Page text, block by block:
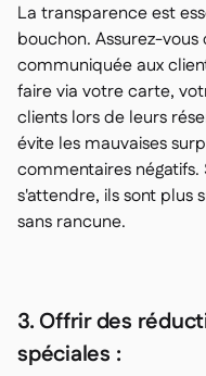
La transparence est
bouchon. Assurez-
communiquée aux
faire via votre carte,
clients lors de leurs
évite les mauvaises
commentaires négatifs.
s'attendre, ils sont plus
sans rancune.
3. Offrir des
spéciales :